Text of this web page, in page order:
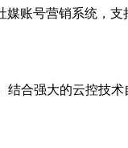
号营销系统，支
强大的云控技